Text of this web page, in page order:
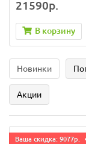
21590р.
В корзину
Новинки
Акции
Ваша скидка: 9077р.